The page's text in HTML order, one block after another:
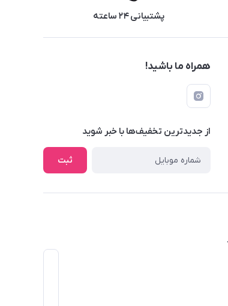
پشتیبانی ۲۴ ساعته
همراه ما باشید!
از جدید‌ترین تخفیف‌ها با‌ خبر شوید
ثبت